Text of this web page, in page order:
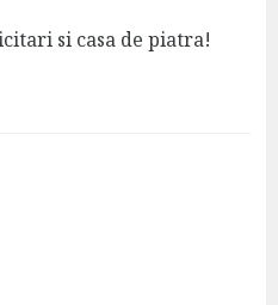
si casa de piatra!